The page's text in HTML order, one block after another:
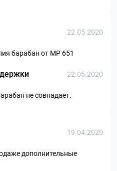
22.05.2020
барабан от МР 651
22.05.2020
не совпадает.
19.04.2020
дополнительные